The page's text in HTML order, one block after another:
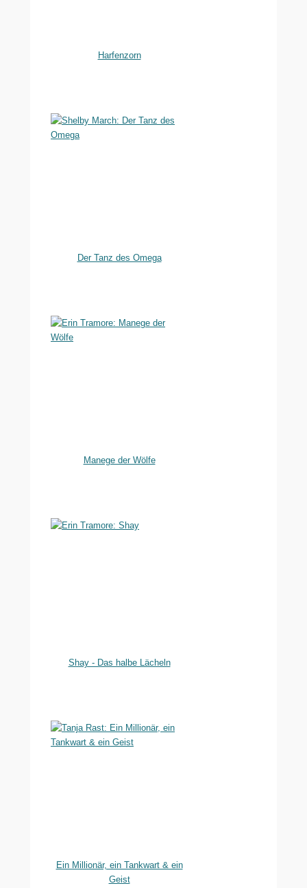
Harfenzorn
Der Tanz des Omega
Manege der Wölfe
Shay - Das halbe Lächeln
Ein Millionär, ein Tankwart & ein
Geist